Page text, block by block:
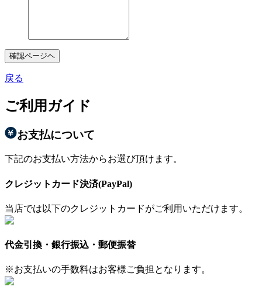
確認ページヘ
戻る
ご利用ガイド
お支払について
下記のお支払い方法からお選び頂けます。
クレジットカード決済(PayPal)
当店では以下のクレジットカードがご利用いただけます。
代金引換・銀行振込・郵便振替
※お支払いの手数料はお客様ご負担となります。